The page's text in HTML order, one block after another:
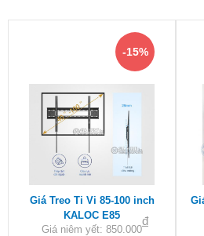
-15%
Giá Treo Ti Vi 85-100 inch
KALOC E85
Giá niêm yết: 850.000
đ